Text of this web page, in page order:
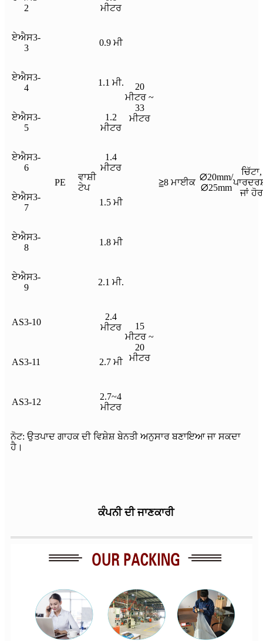
PE
ਵਾਸ਼ੀ
ਟੇਪ
20
ਮੀਟਰ ~
33
ਮੀਟਰ
≧8 ਮਾਈਕ
∅20mm/
∅25mm
ਚਿੱਟਾ,
ਜਾਂ ਹੋਰ
2
ਮੀਟਰ
ਏਐਸ3-
3
0.9 ਮੀ
ਏਐਸ3-
4
1.1 ਮੀ.
ਏਐਸ3-
5
1.2
ਮੀਟਰ
ਏਐਸ3-
6
1.4
ਮੀਟਰ
ਏਐਸ3-
7
1.5 ਮੀ
ਏਐਸ3-
8
1.8 ਮੀ
ਏਐਸ3-
9
2.1 ਮੀ.
15
ਮੀਟਰ ~
20
ਮੀਟਰ
AS3-10
2.4
ਮੀਟਰ
AS3-11 2.7 ਮੀ
AS3-12
2.7~4
ਮੀਟਰ
ਨੋਟ: ਉਤਪਾਦ ਗਾਹਕ ਦੀ ਵਿਸ਼ੇਸ਼ ਬੇਨਤੀ ਅਨੁਸਾਰ ਬਣਾਇਆ ਜਾ ਸਕਦਾ
ਹੈ।
ਕੰਪਨੀ ਦੀ ਜਾਣਕਾਰੀ